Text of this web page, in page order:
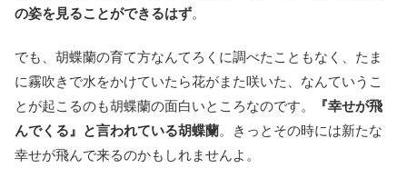
の姿を見ることができるはず。
でも、胡蝶蘭の育て方なんてろくに調べたこともなく、たま
に霧吹きで水をかけていたら花がまた咲いた、なんていうこ
とが起こるのも胡蝶蘭の面白いところなのです。
『幸せが飛
んでくる』と言われている胡蝶蘭。きっとその時には新たな
幸せが飛んで来るのかもしれませんよ。